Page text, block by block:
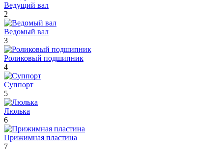
Ведущий вал
2
Ведомый вал
3
Роликовый подшипник
4
Суппорт
5
Люлька
6
Прижимная пластина
7